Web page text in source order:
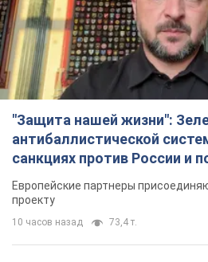
10 часов назад 73,4 т.
С 1 сентября украинским
зарплаты: Корецкий
правительство объявило об
стипендий
6 часов назад 4,1 т.
«Нам они тоже нужны»:
просьбу Зеленского о
для Patriot